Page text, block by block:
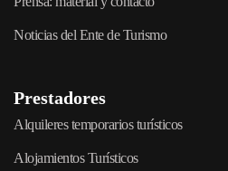
Noticias del Ente de Turismo
Prestadores
Alquileres temporarios turísticos
Alojamientos Turísticos